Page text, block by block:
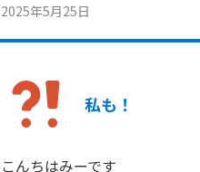
2025年5月25日
私も！
こんちはみーです